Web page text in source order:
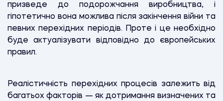
призведе до подорожчання виробництва, і
гіпотетично вона можлива після закінчення війни та
певних перехідних періодів. Проте і це необхідно
буде актуалізувати відповідно до європейських
правил.
Реалістичність перехідних процесів залежить від
багатьох факторів — як дотримання визначених та